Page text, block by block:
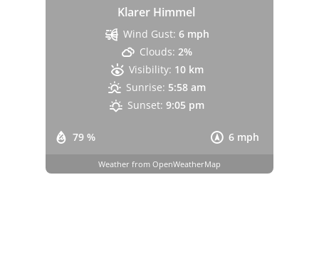
Klarer Himmel
79 % 6 mph
Wind Gust: 6 mph
Clouds: 2%
Visibility: 10 km
Sunrise: 5:58 am
Sunset: 9:05 pm
Weather from OpenWeatherMap